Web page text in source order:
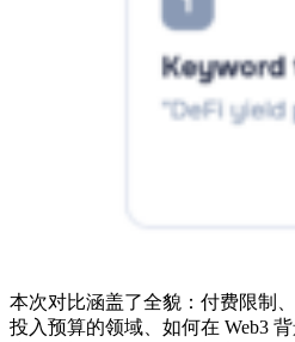
本次对比涵盖了全貌：付费限制
投入预算的领域、如何在 Web3